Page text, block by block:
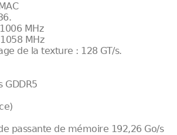
MHz
MHz
de la texture : 128 GT/s.
GDDR5
passante de mémoire 192,26 Go/s